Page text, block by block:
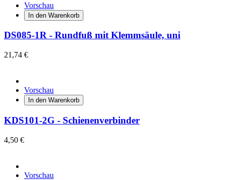
Vorschau
In den Warenkorb
DS085-1R - Rundfuß mit Klemmsäule, uni
21,74 €
Vorschau
In den Warenkorb
KDS101-2G - Schienenverbinder
4,50 €
Vorschau